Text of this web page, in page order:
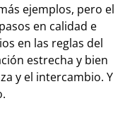
ejemplos, pero el
en calidad e
en las reglas del
estrecha y bien
y el intercambio. Y